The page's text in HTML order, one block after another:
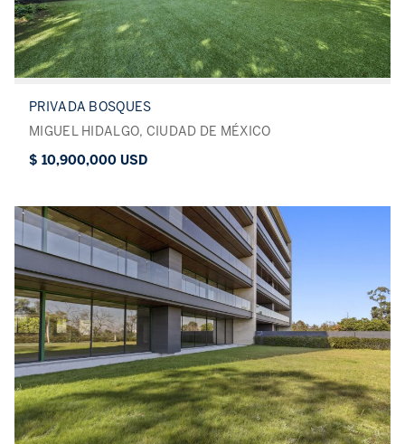
PRIVADA BOSQUES
MIGUEL HIDALGO, CIUDAD DE MÉXICO
$ 10,900,000 USD